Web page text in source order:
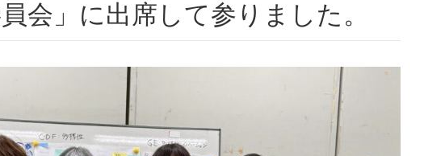
会」に出席して参りました。